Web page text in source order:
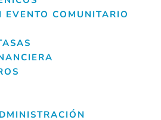
EVENTO COMUNITARIO